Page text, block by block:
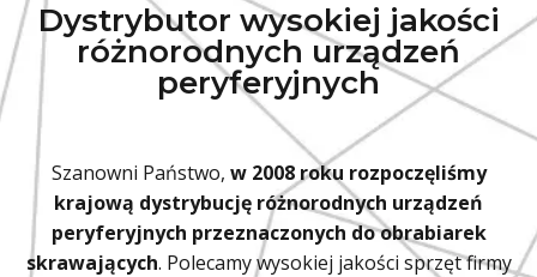
Dystrybutor wysokiej jakości
różnorodnych urządzeń
peryferyjnych
Szanowni Państwo, w 2008 roku rozpoczęliśmy
krajową dystrybucję różnorodnych urządzeń
peryferyjnych przeznaczonych do obrabiarek
skrawających. Polecamy wysokiej jakości sprzęt firmy